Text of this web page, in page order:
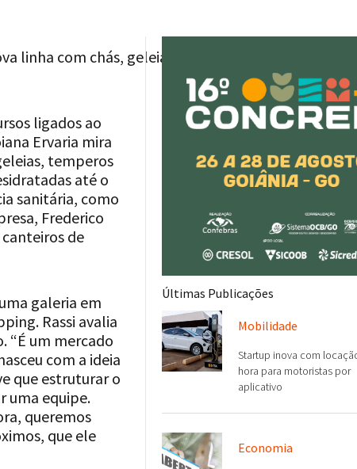
linha com chás, geleias, temperos e farinhas, e
ligados ao
Ervaria mira
temperos
até o
sanitária, como
Frederico
de
galeria em
Rassi avalia
“É um mercado
com a ideia
que estruturar o
uma equipe.
queremos
que ele
Últimas Publicações
Mobilidade
Startup inova com
hora para motoristas por
aplicativo
Economia